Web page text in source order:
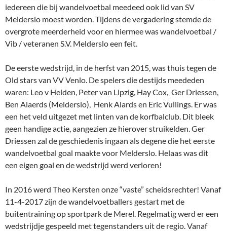
iedereen die bij wandelvoetbal meedeed ook lid van SV
Melderslo moest worden. Tijdens de vergadering stemde de
overgrote meerderheid voor en hiermee was wandelvoetbal /
Vib / veteranen S.V. Melderslo een feit.
De eerste wedstrijd, in de herfst van 2015, was thuis tegen de
Old stars van VV Venlo. De spelers die destijds meededen
waren: Leo v Helden, Peter van Lipzig, Hay Cox, Ger Driessen,
Ben Alaerds (Melderslo), Henk Alards en Eric Vullings. Er was
een het veld uitgezet met linten van de korfbalclub. Dit bleek
geen handige actie, aangezien ze hierover struikelden. Ger
Driessen zal de geschiedenis ingaan als degene die het eerste
wandelvoetbal goal maakte voor Melderslo. Helaas was dit
een eigen goal en de wedstrijd werd verloren!
In 2016 werd Theo Kersten onze “vaste” scheidsrechter! Vanaf
11-4-2017 zijn de wandelvoetballers gestart met de
buitentraining op sportpark de Merel. Regelmatig werd er een
wedstrijdje gespeeld met tegenstanders uit de regio. Vanaf